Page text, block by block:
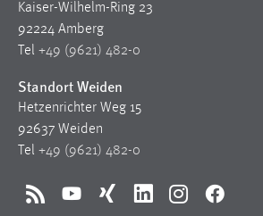
Kaiser-Wilhelm-Ring 23
92224 Amberg
Tel +49 (9621) 482-0
Standort Weiden
Hetzenrichter Weg 15
92637 Weiden
Tel +49 (9621) 482-0
RSS YouTubeXing LinkedInInstagramFacebook